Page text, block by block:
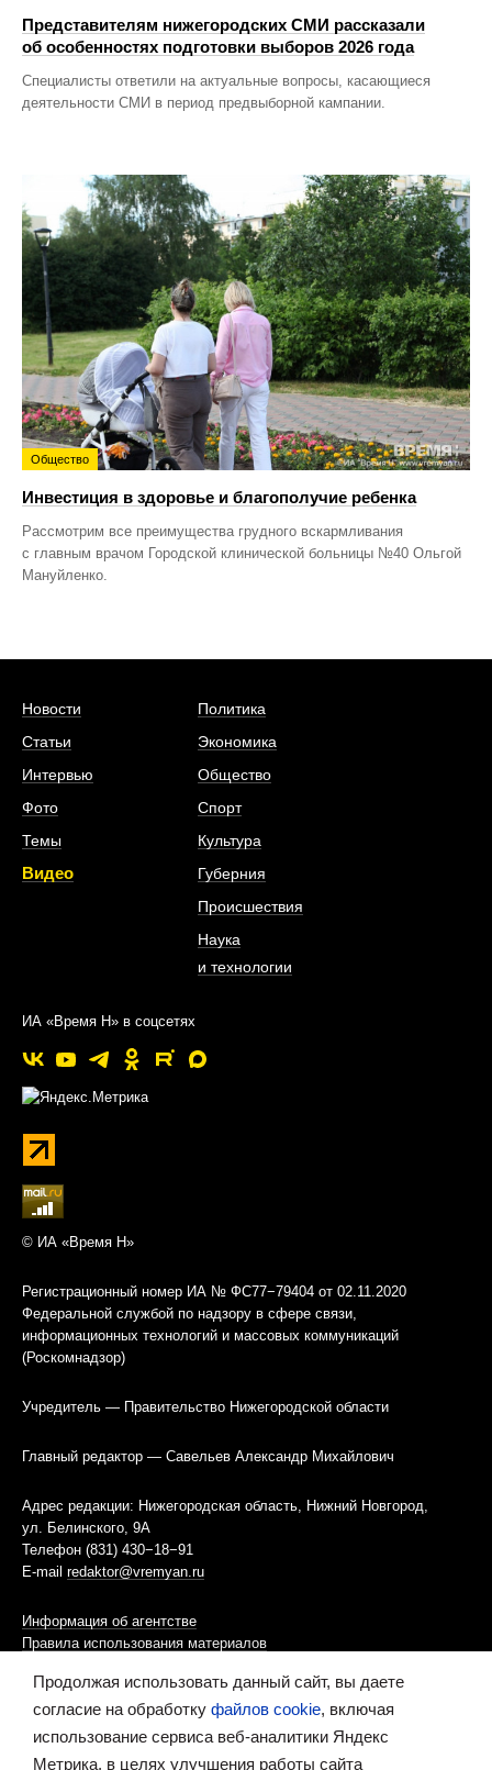
Представителям нижегородских СМИ рассказали
об особенностях подготовки выборов 2026 года
Специалисты ответили на актуальные вопросы, касающиеся
деятельности СМИ в период предвыборной кампании.
Общество
Инвестиция в здоровье и благополучие ребенка
Рассмотрим все преимущества грудного вскармливания
с главным врачом Городской клинической больницы №40 Ольгой
Мануйленко.
Новости
Статьи
Интервью
Фото
Темы
Видео
Политика
Экономика
Общество
Спорт
Культура
Губерния
Происшествия
Наука
и технологии
ИА «Время Н» в соцсетях
© ИА «Время Н»
Регистрационный номер ИА № ФС77−79404 от 02.11.2020
Федеральной службой по надзору в сфере связи,
информационных технологий и массовых коммуникаций
(Роскомнадзор)
Учредитель — Правительство Нижегородской области
Главный редактор — Савельев Александр Михайлович
Адрес редакции: Нижегородская область, Нижний Новгород,
ул. Белинского, 9А
Телефон (831) 430−18−91
E-mail redaktor@vremyan.ru
Информация об агентстве
Правила использования материалов
Информационная политика использования «cookies»-файлов
Ресурс содержит материалы 16+
Продолжая использовать данный сайт, вы даете
согласие на обработку файлов cookie, включая
использование сервиса веб-аналитики Яндекс
Метрика, в целях улучшения работы сайта